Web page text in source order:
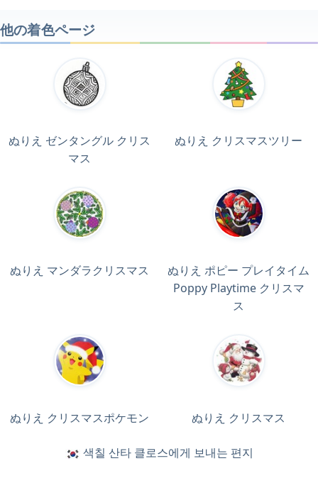
他の着色ページ
ぬりえ ゼンタングル クリス
マス
ぬりえ クリスマスツリー
ぬりえ マンダラクリスマス
ぬりえ ポピー プレイタイム
Poppy Playtime クリスマ
ス
ぬりえ クリスマスポケモン ぬりえ クリスマス
색칠 산타 클로스에게 보내는 편지